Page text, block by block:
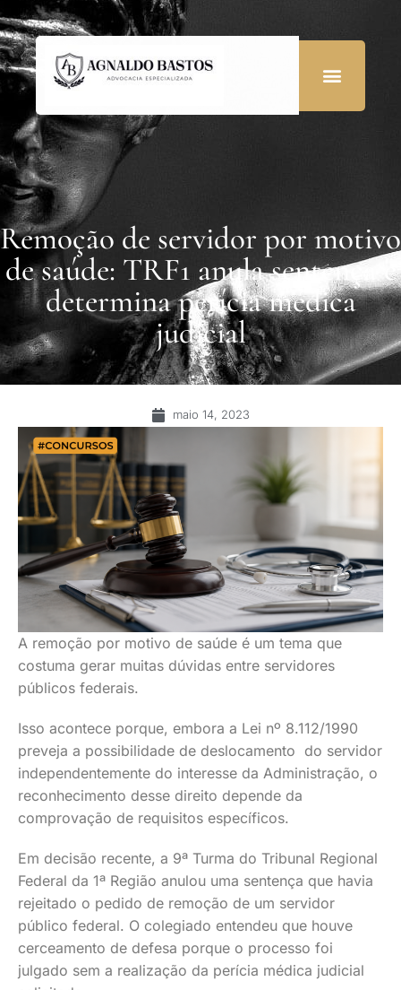
Remoção de servidor por motivo
de saúde: TRF1 anula sentença e
determina perícia médica
judicial
maio 14, 2023
A remoção por motivo de saúde é um tema que
costuma gerar muitas dúvidas entre servidores
públicos federais.
Isso acontece porque, embora a Lei nº 8.112/1990
preveja a possibilidade de deslocamento do servidor
independentemente do interesse da Administração, o
reconhecimento desse direito depende da
comprovação de requisitos específicos.
Em decisão recente, a 9ª Turma do Tribunal Regional
Federal da 1ª Região anulou uma sentença que havia
rejeitado o pedido de remoção de um servidor
público federal. O colegiado entendeu que houve
cerceamento de defesa porque o processo foi
julgado sem a realização da perícia médica judicial